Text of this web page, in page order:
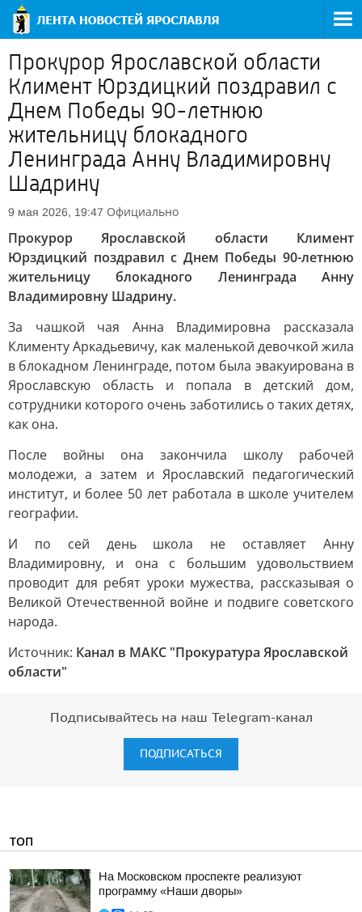
Прокурор Ярославской области
Климент Юрздицкий поздравил с
Днем Победы 90-летнюю
жительницу блокадного
Ленинграда Анну Владимировну
Шадрину
9 мая 2026, 19:47 Официально
Прокурор Ярославской области Климент
Юрздицкий поздравил с Днем Победы 90-летнюю
жительницу блокадного Ленинграда Анну
Владимировну Шадрину.
За чашкой чая Анна Владимировна рассказала
Клименту Аркадьевичу, как маленькой девочкой жила
в блокадном Ленинграде, потом была эвакуирована в
Ярославскую область и попала в детский дом,
сотрудники которого очень заботились о таких детях,
как она.
После войны она закончила школу рабочей
молодежи, а затем и Ярославский педагогический
институт, и более 50 лет работала в школе учителем
географии.
И по сей день школа не оставляет Анну
Владимировну, и она с большим удовольствием
проводит для ребят уроки мужества, рассказывая о
Великой Отечественной войне и подвиге советского
народа.
Источник: Канал в МАКС "Прокуратура Ярославской
области"
Подписывайтесь на наш Telegram-канал
ПОДПИСАТЬСЯ
ТОП
На Московском проспекте реализуют
программу «Наши дворы»